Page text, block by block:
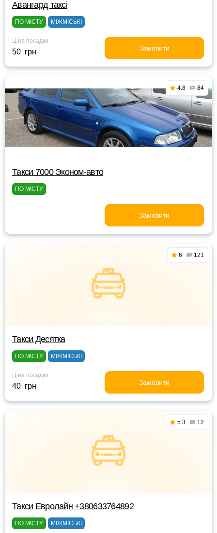
Авангард таксі
ПО МІСТУ МІЖМІСЬКІ
Ціна посадки
50 грн Замовити
4.8 84
Такси 7000 Эконом-авто
ПО МІСТУ
Замовити
6 121
Такси Десятка
ПО МІСТУ МІЖМІСЬКІ
Ціна посадки
40 грн Замовити
5.3 12
Такси Евролайн +380633764892
ПО МІСТУ МІЖМІСЬКІ